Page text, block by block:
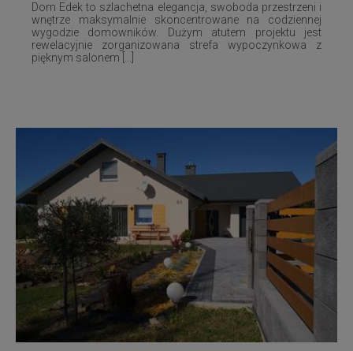
Dom Edek to szlachetna elegancja, swoboda przestrzeni i
wnętrze maksymalnie skoncentrowane na codziennej
wygodzie domowników. Dużym atutem projektu jest
rewelacyjnie zorganizowana strefa wypoczynkowa z
pięknym salonem [...]